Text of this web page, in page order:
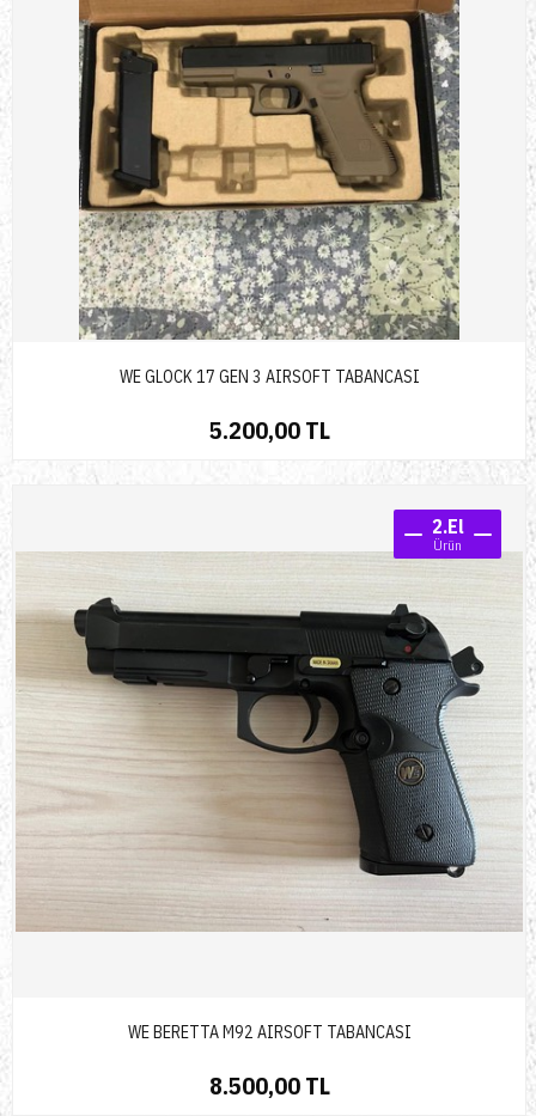
WE GLOCK 17 GEN 3 AIRSOFT TABANCASI
5.200,00 TL
2.El
Ürün
WE BERETTA M92 AIRSOFT TABANCASI
8.500,00 TL